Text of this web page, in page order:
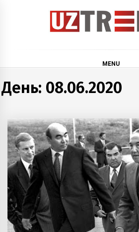
MENU
День: 08.06.2020